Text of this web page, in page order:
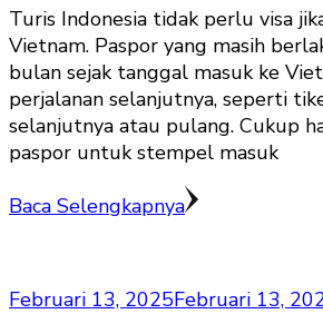
Turis Indonesia tidak perlu visa
Vietnam. Paspor yang masih
bulan sejak tanggal masuk ke
perjalanan selanjutnya, seperti
selanjutnya atau pulang. Cukup
paspor untuk stempel masuk
Baca Selengkapnya
Februari 13, 2025Februari 13,